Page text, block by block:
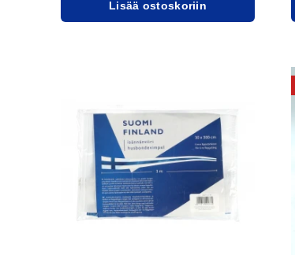
Lisää ostoskoriin